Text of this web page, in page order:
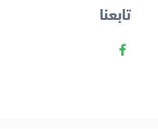
تابعنا